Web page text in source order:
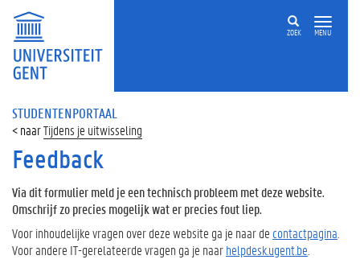
ZOEK MENU
STUDENTENPORTAAL
Tijdens je uitwisseling
Feedback
Via dit formulier meld je een technisch probleem met deze website.
Omschrijf zo precies mogelijk wat er precies fout liep.
Voor inhoudelijke vragen over deze website ga je naar de contactpagina
Voor andere IT-gerelateerde vragen ga je naarhelpdesk.ugent.be